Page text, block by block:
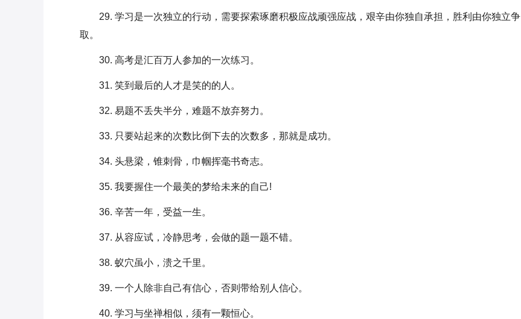
29. 学习是一次独立的行动，需要探索琢磨积极应战顽强应战，艰辛由你独自承担，胜利由你独立争
取。
30. 高考是汇百万人参加的一次练习。
31. 笑到最后的人才是笑的的人。
32. 易题不丢失半分，难题不放弃努力。
33. 只要站起来的次数比倒下去的次数多，那就是成功。
34. 头悬梁，锥刺骨，巾帼挥毫书奇志。
35. 我要握住一个最美的梦给未来的自己!
36. 辛苦一年，受益一生。
37. 从容应试，冷静思考，会做的题一题不错。
38. 蚁穴虽小，溃之千里。
39. 一个人除非自己有信心，否则带给别人信心。
40. 学习与坐禅相似，须有一颗恒心。